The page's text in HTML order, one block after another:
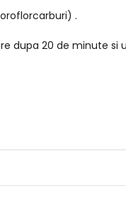
.
dupa 20 de minute